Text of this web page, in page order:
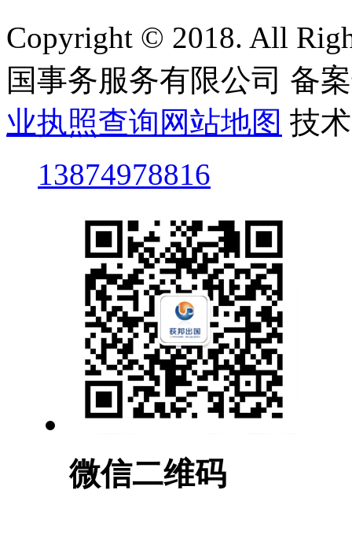
Copyright © 2018. All
国事务服务有限公司 备
业执照查询 网站地图 技
13874978816
微信二维码